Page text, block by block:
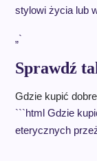
stylowi życia lub
„`
Sprawdź
Gdzie kupić
```html Gdzie
eterycznych